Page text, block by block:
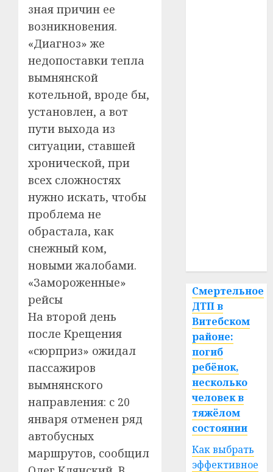
зная причин ее
возникновения.
«Диагноз» же
недопоставки тепла
вымнянской
котельной, вроде бы,
установлен, а вот
пути выхода из
ситуации, ставшей
хронической, при
всех сложностях
нужно искать, чтобы
проблема не
обрастала, как
снежный ком,
новыми жалобами.
«Замороженные»
рейсы
На второй день
после Крещения
«сюрприз» ожидал
пассажиров
вымнянского
направления: с 20
января отменен ряд
автобусных
маршрутов, сообщил
Смертельное
ДТП в
Витебском
районе:
погиб
ребёнок,
несколько
человек в
тяжёлом
состоянии
Как выбрать
эффективное